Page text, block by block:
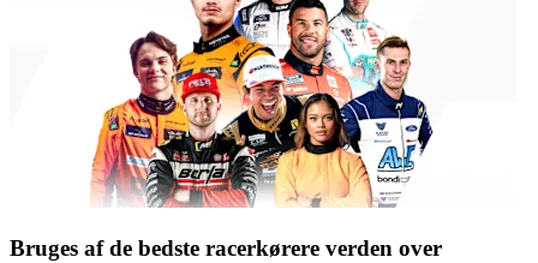
Bruges af de bedste racerkørere verden over